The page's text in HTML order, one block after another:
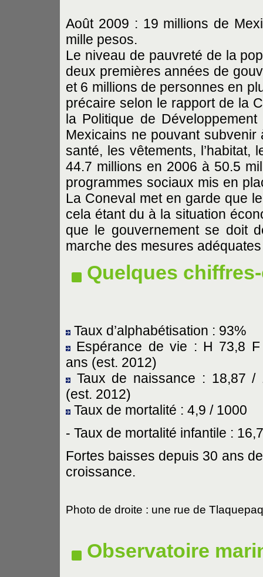
Août 2009 : 19 millions de
mille pesos.
Le niveau de pauvreté de la
deux premières années de
et 6 millions de personnes en
précaire selon le rapport de la
la Politique de
Mexicains ne pouvant subvenir
santé, les vêtements, l’habitat,
44.7 millions en 2006 à 50.5
programmes sociaux mis en
La Coneval met en garde que
cela étant du à la situation
que le gouvernement se doit
marche des mesures
Quelques
Taux d’alphabétisation : 93%
Espérance de vie : H 73,8 F
ans (est. 2012)
Taux de naissance : 18,87 /
(est. 2012)
Taux de mortalité : 4,9 / 1000
- Taux de mortalité infantile :
Fortes baisses depuis 30 ans
croissance.
Photo de droite : une rue de
Observatoire